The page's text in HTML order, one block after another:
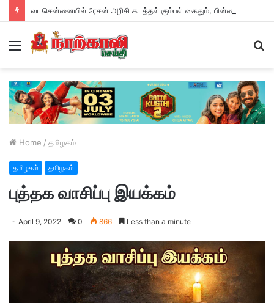
Menu
Home / தமிழகம்
தமிழகம் தமிழகம்
புத்தக வாசிப்பு இயக்கம்
April 9, 2022 0 866 Less than a minute